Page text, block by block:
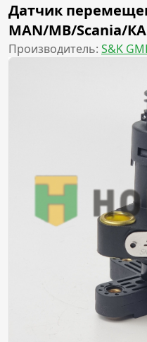
Датчик
MAN/MB/Scania/
Производитель: S&K